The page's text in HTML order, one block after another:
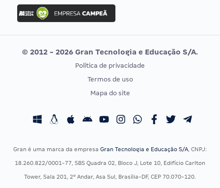
Concurso Ibama
Concurso MPU
Editais publicados
Vunesp
CONCURSOS POR PROFISSÃO
Concursos Fiscais
EXAME DE ORDEM
Calendário OAB
© 2012 - 2026 Gran Tecnologia e Educação S/A.
Política de privacidade
Termos de uso
Mapa do site
Gran é uma marca da empresa Gran Tecnologia e Educação S/A, CNPJ:
18.260.822/0001-77, SBS Quadra 02, Bloco J, Lote 10, Edifício Carlton
Tower, Sala 201, 2º Andar, Asa Sul, Brasília-DF, CEP 70.070-120.